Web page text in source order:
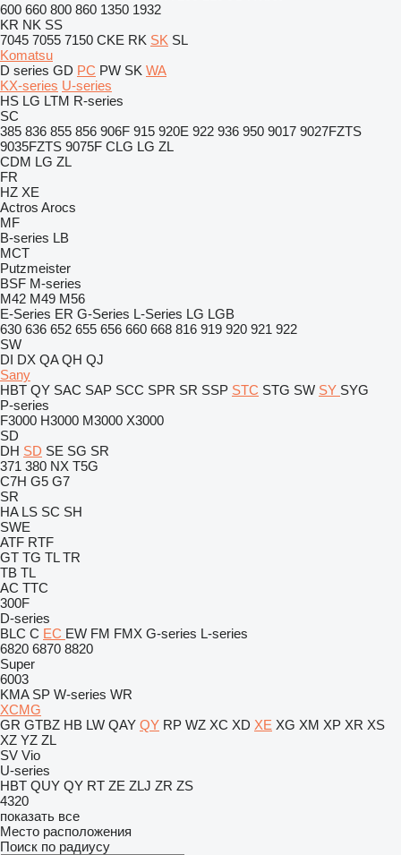
600 660 800 860 1350 1932
KR NK SS
7045 7055 7150 CKE RK SK SL
Komatsu
D series GD PC PW SK WA
KX-series U-series
HS LG LTM R-series
SC
385 836 855 856 906F 915 920E 922 936 950 9017 9027FZTS
9035FZTS 9075F CLG LG ZL
CDM LG ZL
FR
HZ XE
Actros Arocs
MF
B-series LB
MCT
Putzmeister
BSF M-series
M42 M49 M56
E-Series ER G-Series L-Series LG LGB
630 636 652 655 656 660 668 816 919 920 921 922
SW
DI DX QA QH QJ
Sany
HBT QY SAC SAP SCC SPR SR SSP STC STG SW SY SYG
P-series
F3000 H3000 M3000 X3000
SD
DH SD SE SG SR
371 380 NX T5G
C7H G5 G7
SR
HA LS SC SH
SWE
ATF RTF
GT TG TL TR
TB TL
AC TTC
300F
D-series
BLC C EC EW FM FMX G-series L-series
6820 6870 8820
Super
6003
KMA SP W-series WR
XCMG
GR GTBZ HB LW QAY QY RP WZ XC XD XE XG XM XP XR XS
XZ YZ ZL
SV Vio
U-series
HBT QUY QY RT ZE ZLJ ZR ZS
4320
показать все
Место расположения
Поиск по радиусу